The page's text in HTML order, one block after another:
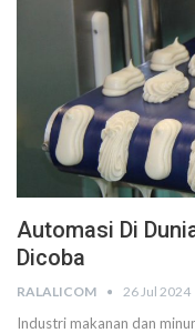
Automasi Di
Dicoba
RALALICOM 26 Jul 2024
Industri makanan dan